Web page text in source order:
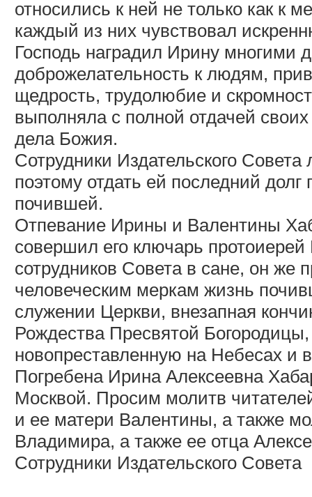
относились к ней не только как к
каждый из них чувствовал
Господь наградил Ирину многими
доброжелательность к людям,
щедрость, трудолюбие и
выполняла с полной отдачей
дела Божия.
Сотрудники Издательского
поэтому отдать ей последний
почившей.
Отпевание Ирины и Валентины
совершил его ключарь
сотрудников Совета в сане, он же
человеческим меркам жизнь
служении Церкви, внезапная
Рождества Пресвятой
новопреставленную на Небесах и
Погребена Ирина Алексеевна
Москвой. Просим молитв
и ее матери Валентины, а также
Владимира, а также ее отца
Сотрудники Издательского Совета